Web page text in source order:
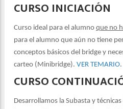
CURSO INICIACIÓN
Curso ideal para el alumno que no
para el alumno que aún no tiene
conceptos básicos del bridge y
carteo (Minibridge). VER TEMARIO.
CURSO
Desarrollamos la Subasta y